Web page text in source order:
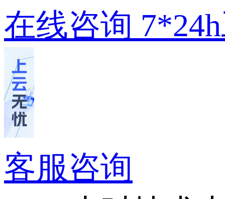
在线咨询
客服咨询